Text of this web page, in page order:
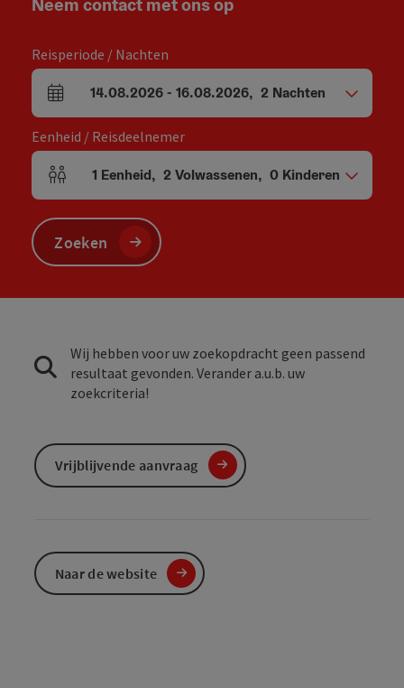
Reisperiode / Nachten
Velden voor aankomst en vertrek
14.08.2026- 16.08.2026, 2 Nachten
Eenheid / Reisdeelnemer
Aantal eenheden en persoonsvelden
1 Eenheid, 2 Volwassenen, 0 Kinderen
Zoeken
Wij hebben voor uw zoekopdracht geen passend
resultaat gevonden. Verander a.u.b. uw
zoekcriteria!
Vrijblijvende aanvraag
Naar de website